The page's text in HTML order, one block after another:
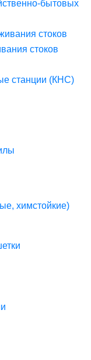
бытовых
стоков
стоков
станции (КНС)
химстойкие)